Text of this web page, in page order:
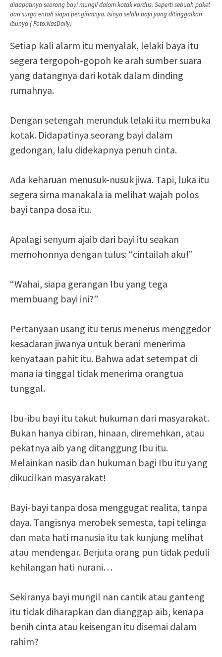
didapatinya seorang bayi mungil dalam kotak kardus. Seperti sebuah paket
dari surga entah siapa pengirimnya. Isinya selalu bayi yang ditinggalkan
ibunya ( Foto:NasDaily)
Setiap kali alarm itu menyalak, lelaki baya itu
segera tergopoh-gopoh ke arah sumber suara
yang datangnya dari kotak dalam dinding
rumahnya.
Dengan setengah merunduk lelaki itu membuka
kotak. Didapatinya seorang bayi dalam
gedongan, lalu didekapnya penuh cinta.
Ada keharuan menusuk-nusuk jiwa. Tapi, luka itu
segera sirna manakala ia melihat wajah polos
bayi tanpa dosa itu.
Apalagi senyum ajaib dari bayi itu seakan
memohonnya dengan tulus: “cintailah aku!”
“Wahai, siapa gerangan Ibu yang tega
membuang bayi ini?”
Pertanyaan usang itu terus menerus menggedor
kesadaran jiwanya untuk berani menerima
kenyataan pahit itu. Bahwa adat setempat di
mana ia tinggal tidak menerima orangtua
tunggal.
Ibu-ibu bayi itu takut hukuman dari masyarakat.
Bukan hanya cibiran, hinaan, diremehkan, atau
pekatnya aib yang ditanggung Ibu itu.
Melainkan nasib dan hukuman bagi Ibu itu yang
dikucilkan masyarakat!
Bayi-bayi tanpa dosa menggugat realita, tanpa
daya. Tangisnya merobek semesta, tapi telinga
dan mata hati manusia itu tak kunjung melihat
atau mendengar. Berjuta orang pun tidak peduli
kehilangan hati nurani…
Sekiranya bayi mungil nan cantik atau ganteng
itu tidak diharapkan dan dianggap aib, kenapa
benih cinta atau keisengan itu disemai dalam
rahim?